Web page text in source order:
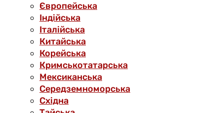
Європейська
Індійська
Італійська
Китайська
Корейська
Кримськотатарська
Мексиканська
Середземноморська
Східна